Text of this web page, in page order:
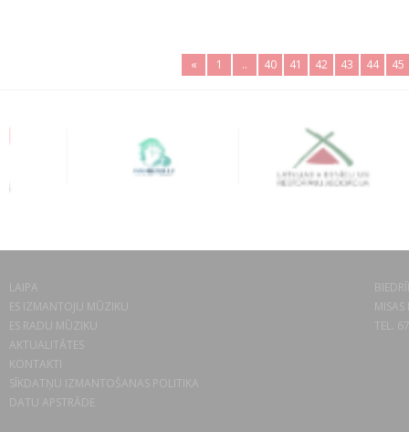
« 1 .. 40 41 42 43 44 45
LAIPA
ES IZMANTOJU MŪZIKU
ES RADU MŪZIKU
AKTUALITĀTES
KONTAKTI
SĪKDATŅU IZMANTOŠANAS POLITIKA
DATU APSTRĀDE
TEL.